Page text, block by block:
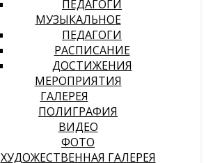
ПЕДАГОГИ
МУЗЫКАЛЬНОЕ
ПЕДАГОГИ
РАСПИСАНИЕ
ДОСТИЖЕНИЯ
МЕРОПРИЯТИЯ
ГАЛЕРЕЯ
ПОЛИГРАФИЯ
ВИДЕО
ФОТО
ХУДОЖЕСТВЕННАЯ ГАЛЕРЕЯ